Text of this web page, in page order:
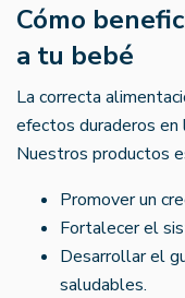
Cómo
a tu bebé
La correcta
efectos duraderos
Nuestros productos
Promover un
Fortalecer el
Desarrollar el
saludables.